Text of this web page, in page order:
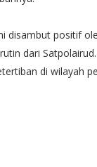
disambut positif
dari
di wilayah